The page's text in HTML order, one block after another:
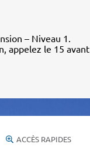
– Niveau 1.
appelez le 15 avant
ACCÈS RAPIDES